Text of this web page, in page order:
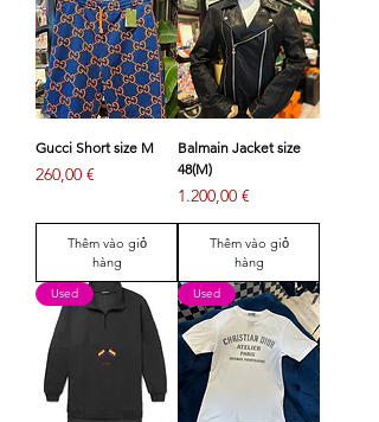
Gucci Short size M
Giá
260,00 €
Thêm vào giỏ
hàng
Balmain Jacket size
48(M)
Giá
1.200,00 €
Thêm vào giỏ
hàng
Used Used